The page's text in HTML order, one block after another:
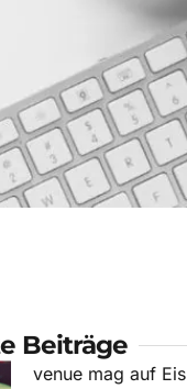
Beiträge
venue mag auf Eis